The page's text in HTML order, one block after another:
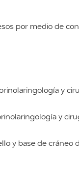
por medio de
y
y
y base de cráneo